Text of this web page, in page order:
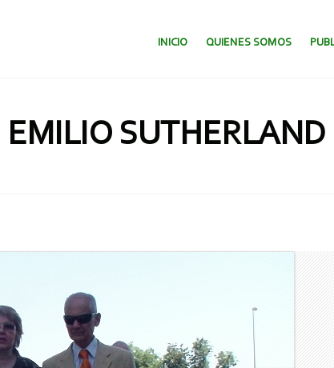
SALTAR AL CONTENIDO.
INICIO QUIENES SOMOS
EMILIO SUTHERLAND